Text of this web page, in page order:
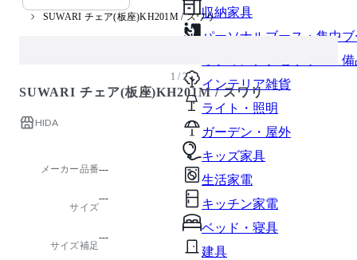
収納家具
パーソナルブース・集中
オフィスアクセサリー・
インテリア雑貨
ライト・照明
ガーデン・屋外
キッズ家具
生活家電
キッチン家電
ベッド・寝具
建具
SUWARI チェア(板座)KH201M / スワリ
1 / 2
SUWARI チェア(板座)KH201M / スワリ
HIDA
メーカー品番---
サイズ
---
サイズ補足
---